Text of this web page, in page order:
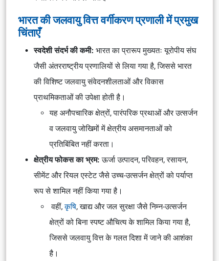
भारत की जलवायु वित्त वर्गीकरण प्रणाली में प्रमुख
चिंताएँ
स्वदेशी संदर्भ की कमी: भारत का प्रारूप मुख्यतः यूरोपीय संघ
जैसी अंतरराष्ट्रीय प्रणालियों से लिया गया है, जिससे भारत
की विशिष्ट जलवायु संवेदनशीलताओं और विकास
प्राथमिकताओं की उपेक्षा होती है।
यह अनौपचारिक क्षेत्रों, पारंपरिक प्रथाओं और उत्सर्जन
व जलवायु जोखिमों में क्षेत्रीय असमानताओं को
प्रतिबिंबित नहीं करता।
क्षेत्रीय फोकस का भ्रम: ऊर्जा उत्पादन, परिवहन, रसायन,
सीमेंट और रियल एस्टेट जैसे उच्च-उत्सर्जन क्षेत्रों को पर्याप्त
रूप से शामिल नहीं किया गया है।
वहीं,कृषि, खाद्य और जल सुरक्षा जैसे निम्न-उत्सर्जन
क्षेत्रों को बिना स्पष्ट औचित्य के शामिल किया गया है,
जिससे जलवायु वित्त के गलत दिशा में जाने की आशंका
है।